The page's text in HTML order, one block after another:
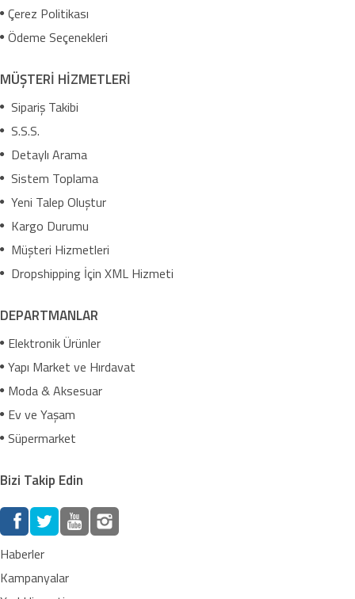
Çerez Politikası
Ödeme Seçenekleri
MÜŞTERİ HİZMETLERİ
Sipariş Takibi
S.S.S.
Detaylı Arama
Sistem Toplama
Yeni Talep Oluştur
Kargo Durumu
Müşteri Hizmetleri
Dropshipping İçin XML Hizmeti
DEPARTMANLAR
Elektronik Ürünler
Yapı Market ve Hırdavat
Moda & Aksesuar
Ev ve Yaşam
Süpermarket
Bizi Takip Edin
Haberler
Kampanyalar